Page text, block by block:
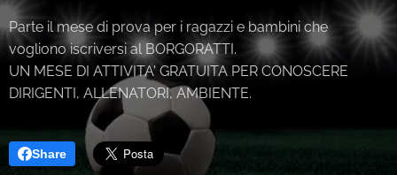
Parte il mese di prova per i ragazzi e bambini che
vogliono iscriversi al BORGORATTI.
UN MESE DI ATTIVITA' GRATUITA PER CONOSCERE
DIRIGENTI, ALLENATORI, AMBIENTE.
Share